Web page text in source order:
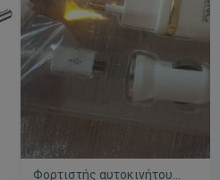
Φορτιστής αυτοκινήτου